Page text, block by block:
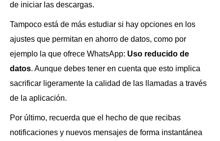
de iniciar las descargas.
Tampoco está de más estudiar si hay opciones en los
ajustes que permitan en ahorro de datos, como por
ejemplo la que ofrece WhatsApp: Uso reducido de
datos. Aunque debes tener en cuenta que esto implica
sacrificar ligeramente la calidad de las llamadas a través
de la aplicación.
Por último, recuerda que el hecho de que recibas
notificaciones y nuevos mensajes de forma instantánea